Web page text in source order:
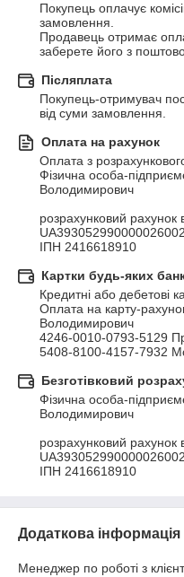
Покупець оплачує
замовлення.
Продавець отримає
заберете його з
Післяплата
Покупець-отримувач
від суми замовлення.
Оплата на рахунок
Оплата з
Фізична особа-
Володимирович
розрахунковий
ІПН 2416618910
Картки будь-яких
Кредитні або дебетові
Оплата на карту-
Володимирович
4246-0010-0793-5129
5408-8100-4157-7932
Безготівковий
Фізична особа-
Володимирович
розрахунковий
ІПН 2416618910
Додаткова
Менеджер по роботі з